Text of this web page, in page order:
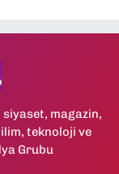
magazin,
teknoloji ve
Grubu